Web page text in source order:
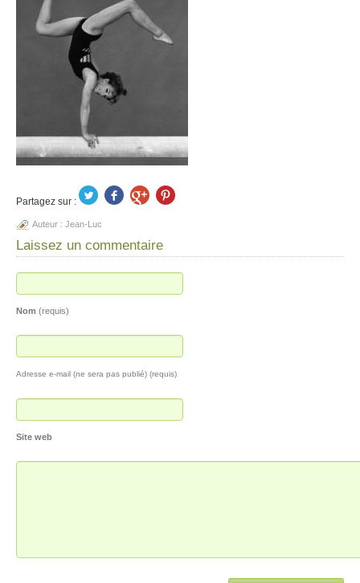
Partagez sur :
Auteur : Jean-Luc
Laissez un commentaire
Nom (requis)
Adresse e-mail (ne sera pas publié) (requis)
Site web